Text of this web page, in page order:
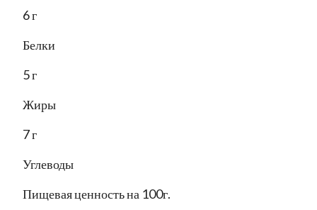
6 г
Белки
5 г
Жиры
7 г
Углеводы
Пищевая ценность на 100г.